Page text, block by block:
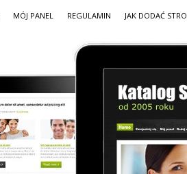
MÓJ PANEL REGULAMIN JAK DODAĆ